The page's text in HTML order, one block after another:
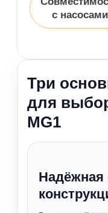
с насосами
Три
для
MG1